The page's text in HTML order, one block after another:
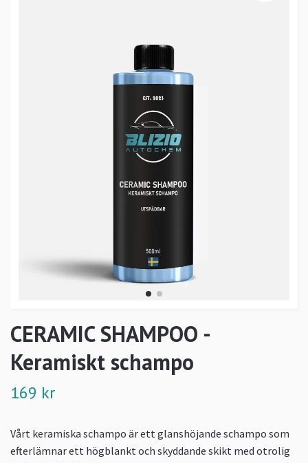
CERAMIC SHAMPOO -
Keramiskt schampo
169 kr
Vårt keramiska schampo är ett glanshöjande schampo som
efterlämnar ett högblankt och skyddande skikt med otrolig